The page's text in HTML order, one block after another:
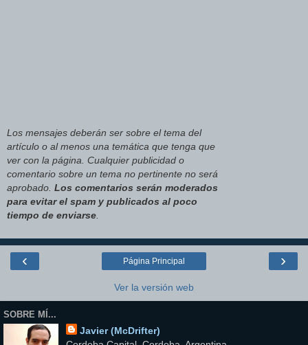
Los mensajes deberán ser sobre el tema del
artículo o al menos una temática que tenga que
ver con la página. Cualquier publicidad o
comentario sobre un tema no pertinente no será
aprobado. Los comentarios serán moderados
para evitar el spam y publicados al poco
tiempo de enviarse
‹ ›
Página Principal
Ver la versión web
SOBRE MÍ...
Javier (McDrifter)